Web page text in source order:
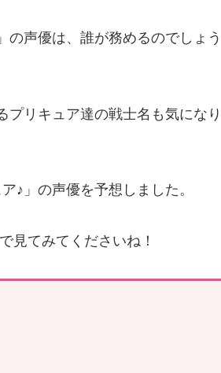
の声優は、誰が務めるのでしょう
リキュア達の戦士名も気になり
♪」の声優を予想しました。
見てみてくださいね！